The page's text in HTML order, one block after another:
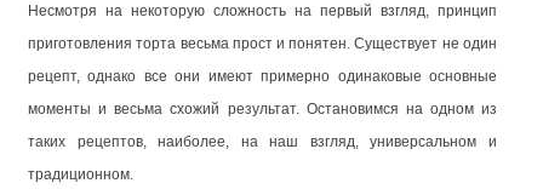
Несмотря на некоторую сложность на первый взгляд, принцип
приготовления торта весьма прост и понятен. Существует не один
рецепт, однако все они имеют примерно одинаковые основные
моменты и весьма схожий результат. Остановимся на одном из
таких рецептов, наиболее, на наш взгляд, универсальном и
традиционном.